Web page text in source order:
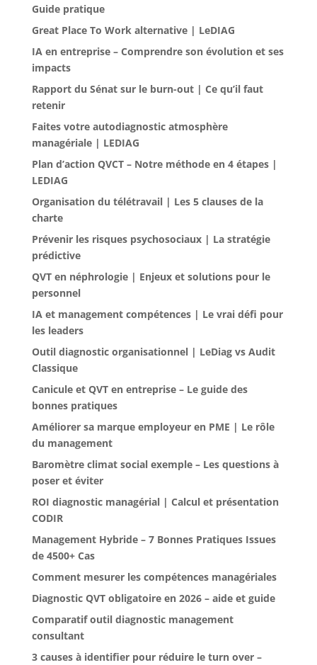
Guide pratique
Great Place To Work alternative | LeDIAG
IA en entreprise – Comprendre son évolution et ses
impacts
Rapport du Sénat sur le burn-out | Ce qu’il faut
retenir
Faites votre autodiagnostic atmosphère
managériale | LEDIAG
Plan d’action QVCT – Notre méthode en 4 étapes |
LEDIAG
Organisation du télétravail | Les 5 clauses de la
charte
Prévenir les risques psychosociaux | La stratégie
prédictive
QVT en néphrologie | Enjeux et solutions pour le
personnel
IA et management compétences | Le vrai défi pour
les leaders
Outil diagnostic organisationnel | LeDiag vs Audit
Classique
Canicule et QVT en entreprise – Le guide des
bonnes pratiques
Améliorer sa marque employeur en PME | Le rôle
du management
Baromètre climat social exemple – Les questions à
poser et éviter
ROI diagnostic managérial | Calcul et présentation
CODIR
Management Hybride – 7 Bonnes Pratiques Issues
de 4500+ Cas
Comment mesurer les compétences managériales
Diagnostic QVT obligatoire en 2026 – aide et guide
Comparatif outil diagnostic management
consultant
3 causes à identifier pour réduire le turn over –